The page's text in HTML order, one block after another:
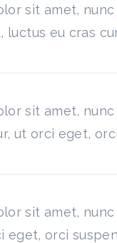
sit amet,
luctus eu cras
sit amet,
ut orci eget,
sit amet,
eget, orci